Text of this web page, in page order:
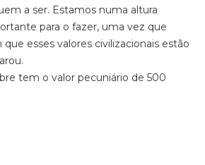
a ser. Estamos numa altura
para o fazer, uma vez que
esses valores civilizacionais estão
tem o valor pecuniário de 500